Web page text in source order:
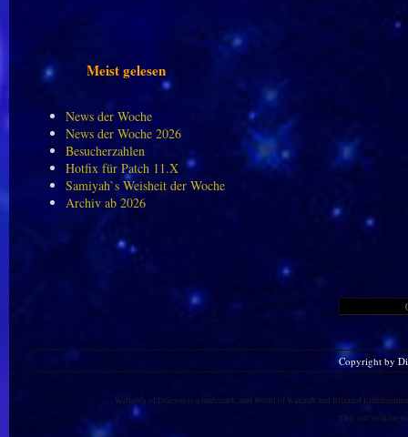
Meist gelesen
News der Woche
News der Woche 2026
Besucherzahlen
Hotfix für Patch 11.X
Samiyah`s Weisheit der Woche
Archiv ab 2026
Copyright by
Warlords of Draenor is a trademark, and World of Warcraft and Blizzard
This site is in no